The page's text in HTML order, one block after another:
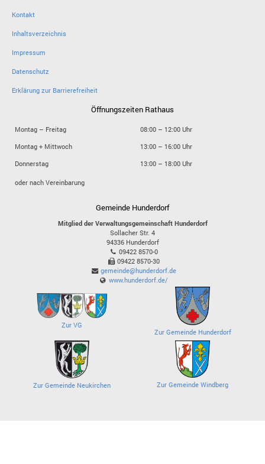
Kontakt
Inhaltsverzeichnis
Impressum
Datenschutz
Erklärung zur Barrierefreiheit
Öffnungszeiten Rathaus
Montag – Freitag
08:00 – 12:00 Uhr
Montag + Mittwoch
13:00 – 16:00 Uhr
Donnerstag
13:00 – 18:00 Uhr
oder nach Vereinbarung
Gemeinde Hunderdorf
Mitglied der Verwaltungsgemeinschaft Hunderdorf
Sollacher Str. 4
94336 Hunderdorf
09422 8570-0
09422 8570-30
gemeinde@hunderdorf.de
www.hunderdorf.de/
Zur VG
Zur Gemeinde Hunderdorf
Zur Gemeinde Neukirchen Zur Gemeinde Windberg